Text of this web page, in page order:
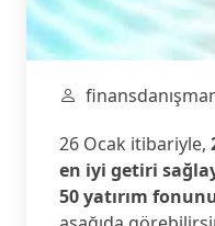
26 Ocak itibariyle,
en iyi getiri
50 yatırım